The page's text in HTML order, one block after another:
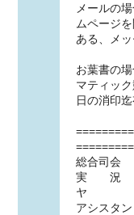
メールの
ムページ
ある、メ
お葉書の
マティッ
日の消印迄
総合司会
実 況 ：
ヤ
アシスタ